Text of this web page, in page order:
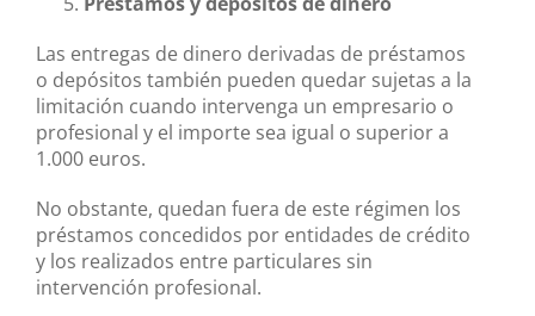
Las entregas de dinero derivadas de préstamos
o depósitos también pueden quedar sujetas a la
limitación cuando intervenga un empresario o
profesional y el importe sea igual o superior a
1.000 euros.
No obstante, quedan fuera de este régimen los
préstamos concedidos por entidades de crédito
y los realizados entre particulares sin
intervención profesional.